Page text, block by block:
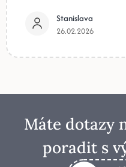
Stanislava
26.02.2026
Máte dotazy
poradit s